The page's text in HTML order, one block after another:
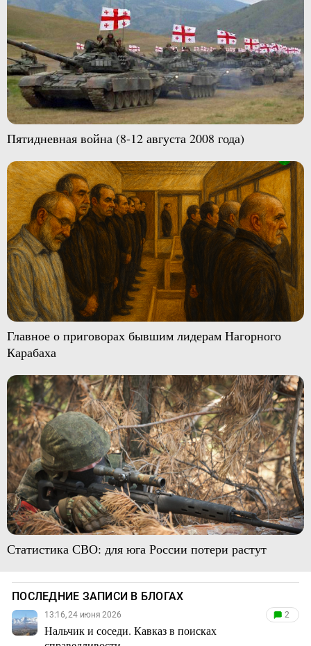
Пятидневная война (8-12 августа 2008 года)
Главное о приговорах бывшим лидерам Нагорного
Карабаха
Статистика СВО: для юга России потери растут
ПОСЛЕДНИЕ ЗАПИСИ В БЛОГАХ
13:16, 24 июня 2026
Нальчик и соседи. Кавказ в поисках
2